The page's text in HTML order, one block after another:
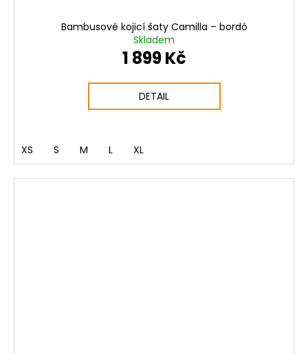
Bambusové kojicí šaty Camilla – bordó
Skladem
1 899 Kč
DETAIL
XS S M L XL